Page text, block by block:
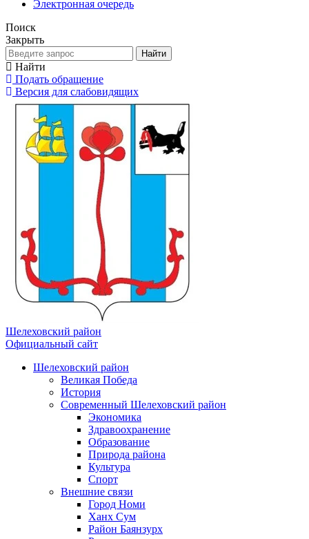
Электронная очередь
Поиск
Закрыть
Найти
Найти
Подать обращение
Версия для слабовидящих
Шелеховский район
Официальный сайт
Шелеховский район
Великая Победа
История
Современный Шелеховский район
Экономика
Здравоохранение
Образование
Природа района
Культура
Спорт
Внешние связи
Город Номи
Ханх Сум
Район Баянзурх